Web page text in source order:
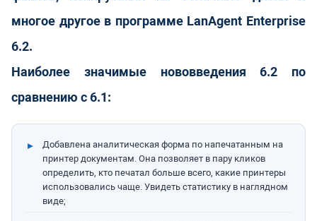
многое другое в программе LanAgent Enterprise
6.2.
Наиболее значимые нововведения 6.2 по
сравнению с 6.1:
Добавлена аналитическая форма по напечатанным на
принтер документам. Она позволяет в пару кликов
определить, кто печатал больше всего, какие принтеры
использовались чаще. Увидеть статистику в наглядном
виде;